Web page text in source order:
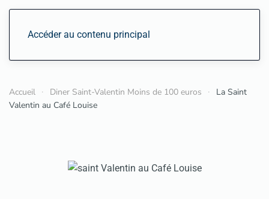
Accéder au contenu principal
Accueil Diner Saint-Valentin Moins de 100 euros
La Saint
Valentin au Café Louise